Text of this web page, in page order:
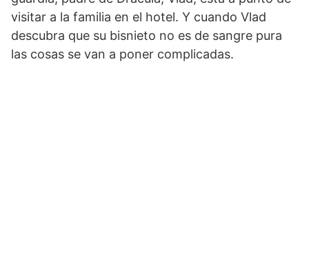
visitar a la familia en el hotel. Y cuando Vlad
descubra que su bisnieto no es de sangre pura
las cosas se van a poner complicadas.